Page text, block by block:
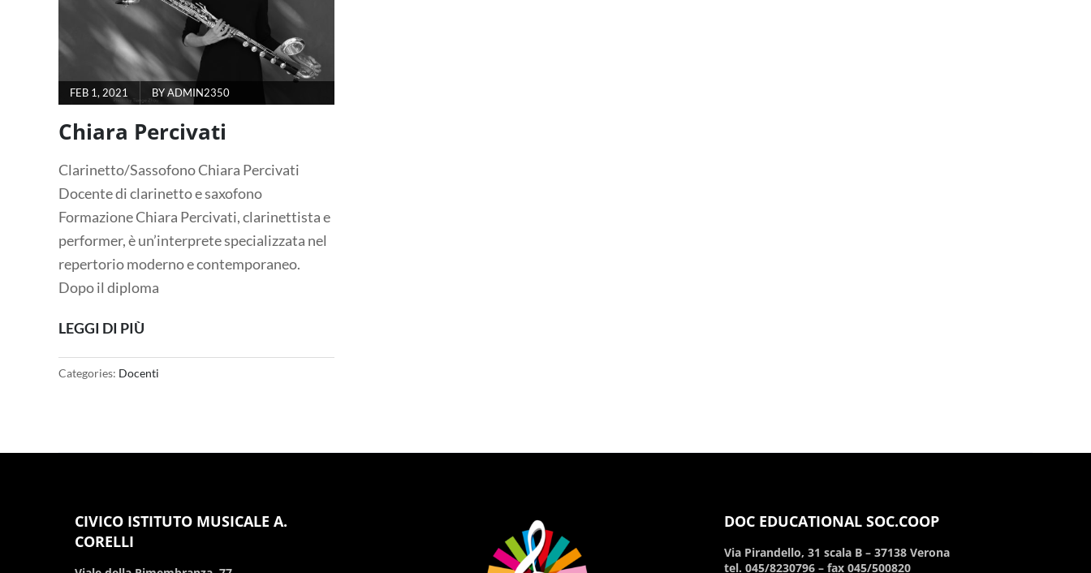
FEB 1, 2021 BYADMIN2350
Chiara Percivati
Clarinetto/Sassofono Chiara Percivati
Docente di clarinetto e saxofono
Formazione Chiara Percivati, clarinettista e
performer, è un’interprete specializzata nel
repertorio moderno e contemporaneo.
Dopo il diploma
LEGGI DI PIÙ
Categories: Docenti
CIVICO ISTITUTO MUSICALE A.
CORELLI
DOC EDUCATIONAL SOC.COOP
Via Pirandello, 31 scala B – 37138 Verona
tel. 045/8230796 – fax 045/500820